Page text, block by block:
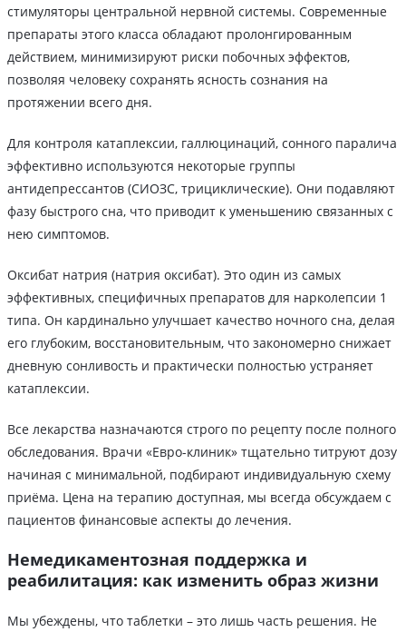
стимуляторы центральной нервной системы. Современные
препараты этого класса обладают пролонгированным
действием, минимизируют риски побочных эффектов,
позволяя человеку сохранять ясность сознания на
протяжении всего дня.
Для контроля катаплексии, галлюцинаций, сонного паралича
эффективно используются некоторые группы
антидепрессантов (СИОЗС, трициклические). Они подавляют
фазу быстрого сна, что приводит к уменьшению связанных с
нею симптомов.
Оксибат натрия (натрия оксибат). Это один из самых
эффективных, специфичных препаратов для нарколепсии 1
типа. Он кардинально улучшает качество ночного сна, делая
его глубоким, восстановительным, что закономерно снижает
дневную сонливость и практически полностью устраняет
катаплексии.
Все лекарства назначаются строго по рецепту после полного
обследования. Врачи «Евро-клиник» тщательно титруют дозу
начиная с минимальной, подбирают индивидуальную схему
приёма. Цена на терапию доступная, мы всегда обсуждаем с
пациентов финансовые аспекты до лечения.
Немедикаментозная поддержка и
реабилитация: как изменить образ жизни
Мы убеждены, что таблетки – это лишь часть решения. Не